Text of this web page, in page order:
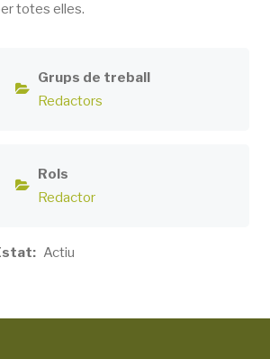
totes elles.
Grups de treball
Redactors
Rols
Redactor
Actiu